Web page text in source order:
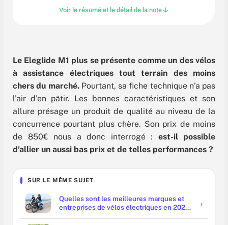
Voir le résumé et le détail de la note
Le Eleglide M1 plus se présente comme un des vélos
à assistance électriques tout terrain des moins
chers du marché.Pourtant, sa fiche technique n’a pas
l’air d’en pâtir. Les bonnes caractéristiques et son
allure présage un produit de qualité au niveau de la
concurrence pourtant plus chère. Son prix de moins
de 850€ nous a donc interrogé : est-il possible
d’allier un aussi bas prix et de telles performances ?
SUR LE MÊME SUJET
Quelles sont les meilleures marques et
entreprises de vélos électriques en 2025